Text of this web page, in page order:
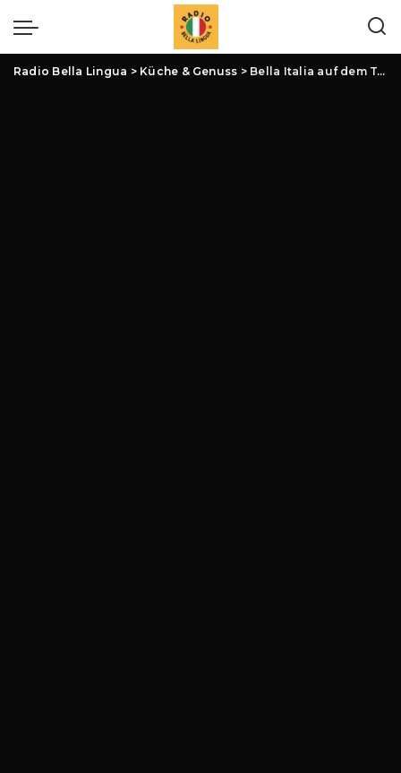
Radio Bella Lingua > Küche & Genuss > Bella Italia auf dem Teller: Eine kulinarische Reise durch die italienische Küche